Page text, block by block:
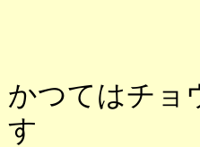
かつてはチョ
す